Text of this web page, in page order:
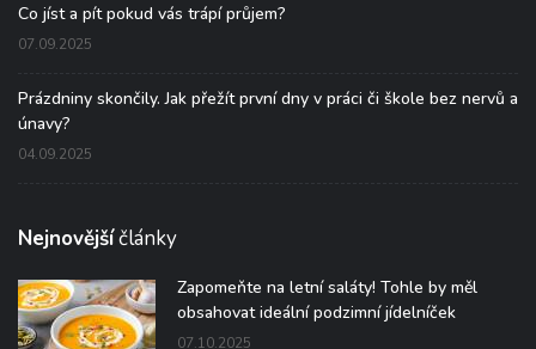
Co jíst a pít pokud vás trápí průjem?
07.09.2025
Prázdniny skončily. Jak přežít první dny v práci či škole bez nervů a
únavy?
04.09.2025
Nejnovějšíčlánky
Zapomeňte na letní saláty! Tohle by měl
obsahovat ideální podzimní jídelníček
07.10.2025